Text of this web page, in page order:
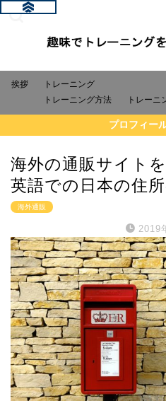
挨拶
トレーニング
トレーニング方法
トレーニ
プロフィー
海外の通販サイト
英語での日本の住
海外通販
2019